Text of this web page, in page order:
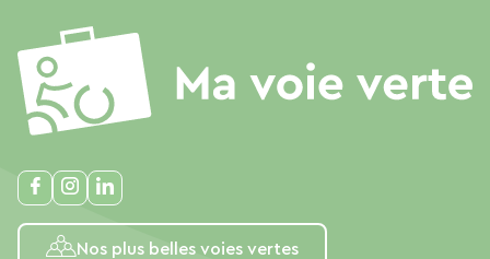
Nos plus belles voies vertes